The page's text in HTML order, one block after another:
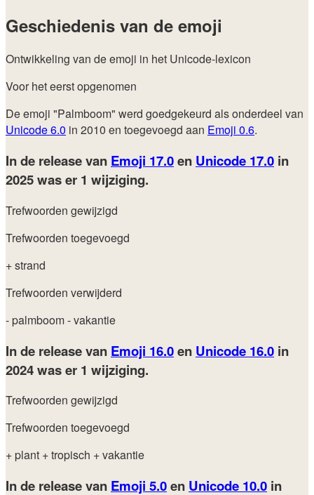
Geschiedenis van de emoji
Ontwikkeling van de emoji in het Unicode-lexicon
Voor het eerst opgenomen
De emoji "Palmboom" werd goedgekeurd als onderdeel van
Unicode 6.0 in 2010 en toegevoegd aan Emoji 0.6.
In de release van Emoji 17.0en Unicode 17.0 in
2025was er 1 wijziging.
Trefwoorden gewijzigd
Trefwoorden toegevoegd
+ strand
Trefwoorden verwijderd
- palmboom- vakantie
In de release van Emoji 16.0en Unicode 16.0 in
2024was er 1 wijziging.
Trefwoorden gewijzigd
Trefwoorden toegevoegd
+ plant + tropisch + vakantie
In de release van Emoji 5.0en Unicode 10.0 in